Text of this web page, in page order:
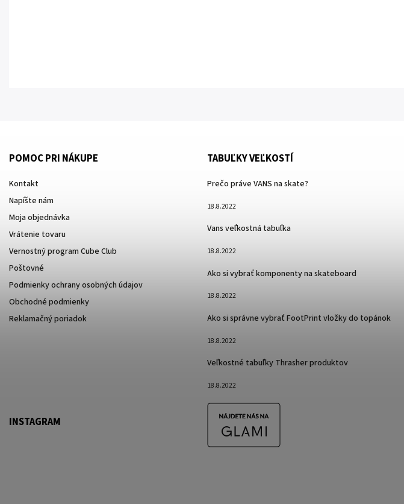
POMOC PRI NÁKUPE
Kontakt
Napíšte nám
Moja objednávka
Vrátenie tovaru
Vernostný program Cube Club
Poštovné
Podmienky ochrany osobných údajov
Obchodné podmienky
Reklamačný poriadok
TABUĽKY VEĽKOSTÍ
Prečo práve VANS na skate?
18.8.2022
Vans veľkostná tabuľka
18.8.2022
Ako si vybrať komponenty na skateboard
18.8.2022
Ako si správne vybrať FootPrint vložky do topánok
18.8.2022
Veľkostné tabuľky Thrasher produktov
18.8.2022
INSTAGRAM